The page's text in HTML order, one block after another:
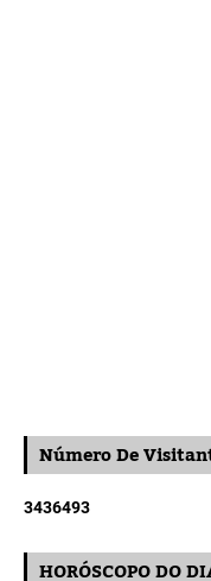
Número De
3436493
HORÓSCOPO DO